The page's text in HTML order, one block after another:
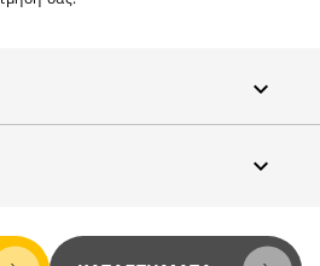

